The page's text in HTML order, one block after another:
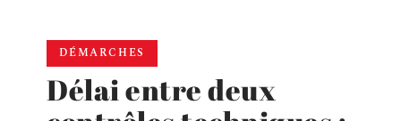
DÉMARCHES
Délai entre deux